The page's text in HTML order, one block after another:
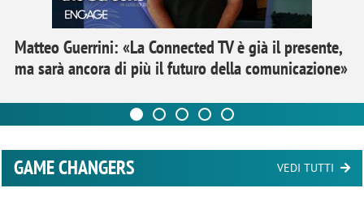
Matteo Guerrini: «La Connected TV è già il presente,
ma sarà ancora di più il futuro della comunicazione»
GAME CHANGERS VEDI TUTTI